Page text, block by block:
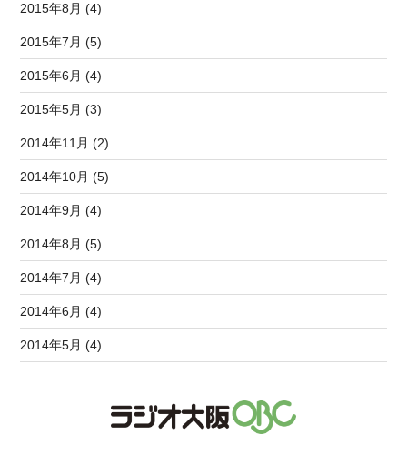
2015年8月 (4)
2015年7月 (5)
2015年6月 (4)
2015年5月 (3)
2014年11月 (2)
2014年10月 (5)
2014年9月 (4)
2014年8月 (5)
2014年7月 (4)
2014年6月 (4)
2014年5月 (4)